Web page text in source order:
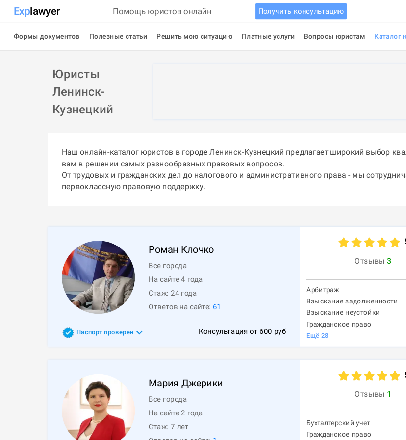
Explawyer Помощь юристов онлайн Получить консультацию
Формы документов Полезные статьи Решить мою ситуацию Платные услуги Вопросы юристам Каталог
Юристы
Ленинск-
Кузнецкий
Наш онлайн-каталог юристов в городе Ленинск-Кузнецкий предлагает широкий выбор
вам в решении самых разнообразных правовых вопросов.
От трудовых и гражданских дел до налогового и административного права - мы
первоклассную правовую поддержку.
Роман Клочко
Все города
На сайте 4 года
Стаж: 24 года
Ответов на сайте: 61
Паспорт проверен Консультация от 600 руб
Отзывы 3
Арбитраж
Взыскание задолженности
Взыскание неустойки
Гражданское право
Ещё 28
Мария Джерики
Все города
На сайте 2 года
Стаж:7 лет
Отзывы 1
Бухгалтерский учет
Гражданское право